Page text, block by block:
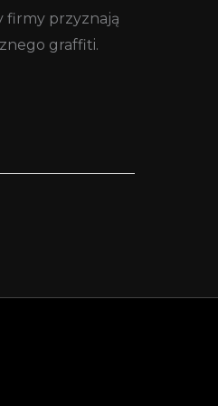
firmy przyznają
graffiti.